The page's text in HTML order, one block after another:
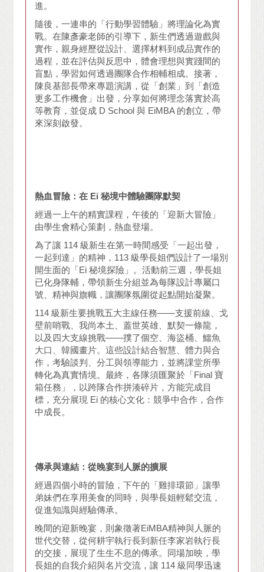
進。
隨後，一連串的「行動學習體驗」將理論化為實
戰。在陳彥豪老師的引導下，新生們透過遊戲與
實作，親身經歷從設計、選擇材料到成品實作的
過程，並在評估與反思中，體會理想與實踐間的
盲點，學習如何透過團隊合作相輔相成。接著，
陳良基部長帶來專題演講，從「創業」到「創造
更多工作機會」出發，分享如何將理念落實於高
等教育，並促成 D School 與 EiMBA 的創立，帶
來深刻啟發。
熱血冒險：在 Ei 秘境中體驗團隊默契
經過一上午的精實課程，午後的「迎新大冒險」
由學生會精心策劃，熱血登場。
為了讓 114 級新生在第一時間感受「一起出發，
一起到達」的精神，113 級學長姐們設計了一場別
開生面的「Ei 秘境探險」。活動前三週，學長姐
已化身隊輔，帶領新生分組並為每隊設計專屬口
號、精神與旗幟，讓團隊氛圍從起點開始凝聚。
114 級新生要挑戰五大主線任務——支援前線、戈
壁前哨戰、我尚本土、蓋世英雄、默契一條龍，
以及四大支線挑戰——撲了個空、海盜桶、鱷魚
大口、韓國畫片。這些設計結合智慧、體力與合
作，考驗談判、分工與領導能力，並將課堂所學
轉化為真實情境。最終，各隊須匯聚於「Final 寶
箱任務」，以跨隊合作拼湊碎片，方能完成目
標，充分展現 Ei 的核心文化：競爭中合作，合作
中成長。
傳承與連結：從晚宴到人脈的擴展
經過四個小時的冒險，下午的「雞排環節」讓學
弟妹們在享用美食的同時，與學長姐輕鬆交流，
促進知識與經驗傳承。
晚間的迎新晚宴，則象徵著EiMBA精神與人脈的
世代交替，從何耕宇執行長到新任李家岩執行長
的交接，展現了生生不息的傳承。同場加映，學
長姐的自我介紹與名片交流，讓 114 級同學迅速